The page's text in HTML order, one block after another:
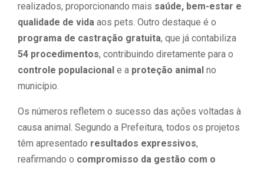
realizados, proporcionando mais saúde, bem-estar e
qualidade de vida aos pets. Outro destaque é o
programa de castração gratuita, que já contabiliza
54 procedimentos, contribuindo diretamente para o
controle populacional e a proteção animal no
município.
Os números refletem o sucesso das ações voltadas à
causa animal. Segundo a Prefeitura, todos os projetos
têm apresentado resultados expressivos,
reafirmando o compromisso da gestão com o